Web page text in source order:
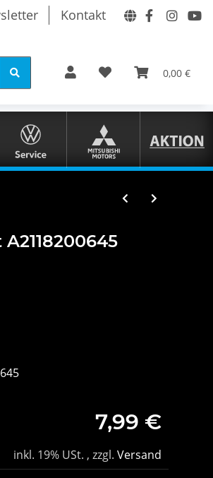
Kontakt
0,00 €
7,99 €
inkl. 19% USt. , zzgl. Versand